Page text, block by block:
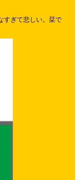
すぎて悲しい。栞で